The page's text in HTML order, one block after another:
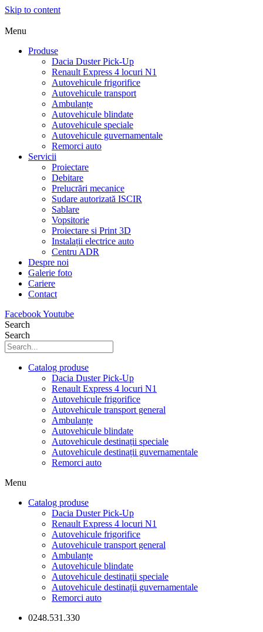
Skip to content
Menu
Produse
Dacia Duster Pick-Up
Renault Express 4 locuri N1
Autovehicule frigorifice
Autovehicule transport
Ambulanțe
Autovehicule blindate
Autovehicule speciale
Autovehicule guvernamentale
Remorci auto
Servicii
Proiectare
Debitare
Prelucrări mecanice
Sudare autorizată ISCIR
Sablare
Vopsitorie
Proiectare si Print 3D
Instalații electrice auto
Centru ADR
Despre noi
Galerie foto
Cariere
Contact
FacebookYoutube
Search
Search
Catalog produse
Dacia Duster Pick-Up
Renault Express 4 locuri N1
Autovehicule frigorifice
Autovehicule transport general
Ambulanțe
Autovehicule blindate
Autovehicule destinații speciale
Autovehicule destinații guvernamentale
Remorci auto
Menu
Catalog produse
Dacia Duster Pick-Up
Renault Express 4 locuri N1
Autovehicule frigorifice
Autovehicule transport general
Ambulanțe
Autovehicule blindate
Autovehicule destinații speciale
Autovehicule destinații guvernamentale
Remorci auto
0248.531.330